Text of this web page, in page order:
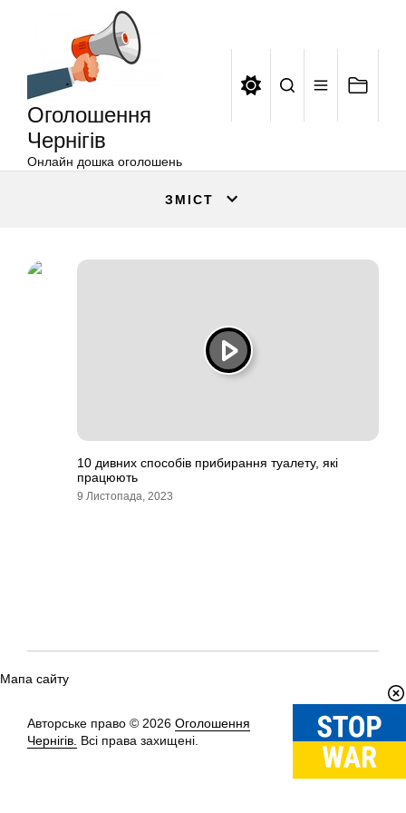
Оголошення
Чернігів
Онлайн дошка оголошень
ЗМІСТ
10 дивних способів прибирання туалету, які
працюють
9 Листопада, 2023
Мапа сайту
Авторське право © 2026 Оголошення
Чернігів. Всі права захищені.
Вгору↑